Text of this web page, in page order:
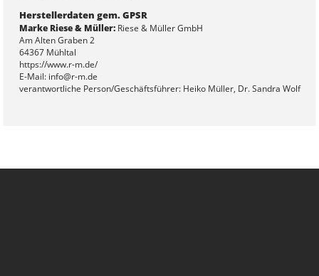
Herstellerdaten gem. GPSR
Marke Riese & Müller:Riese & Müller GmbH
Am Alten Graben 2
64367 Mühltal
https://www.r-m.de/
E-Mail: info@r-m.de
verantwortliche Person/Geschäftsführer: Heiko Müller, Dr. Sandra Wolf